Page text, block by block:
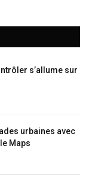
s’allume sur
urbaines avec
Maps